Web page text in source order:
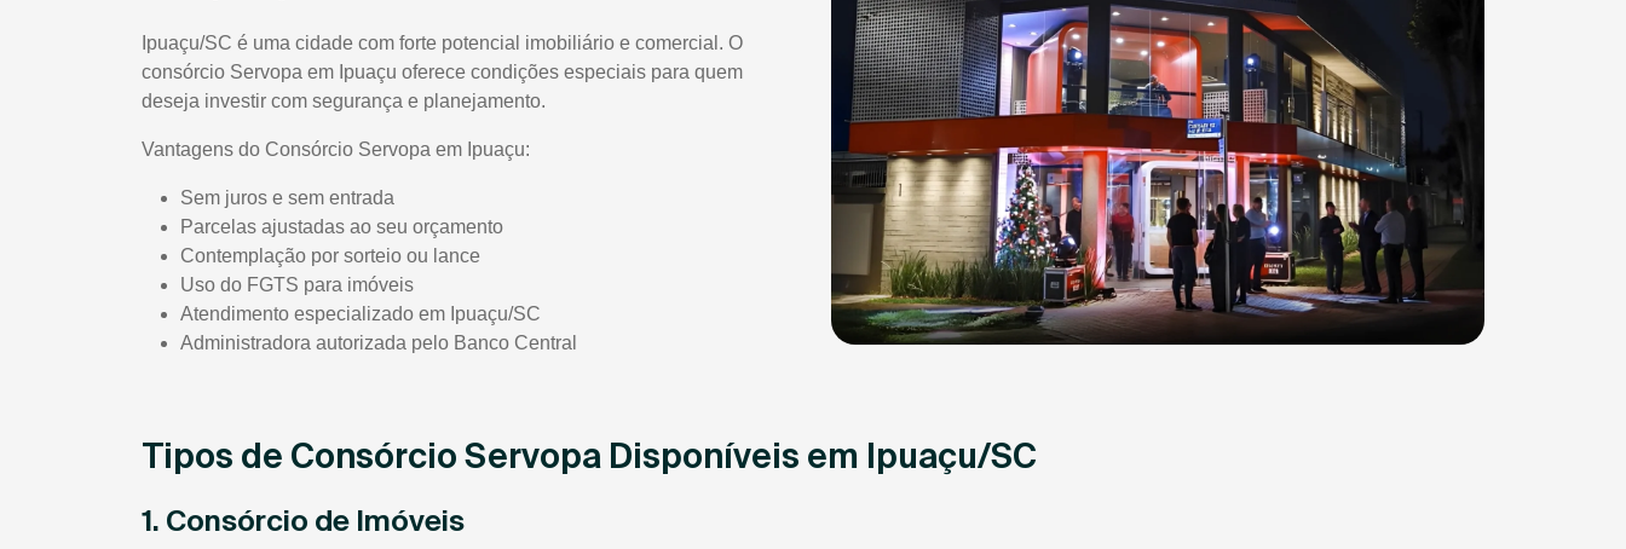
Ipuaçu/SC é uma cidade com forte potencial imobiliário e comercial. O
consórcio Servopa em Ipuaçu oferece condições especiais para quem
deseja investir com segurança e planejamento.
Vantagens do Consórcio Servopa em Ipuaçu:
Sem juros e sem entrada
Parcelas ajustadas ao seu orçamento
Contemplação por sorteio ou lance
Uso do FGTS para imóveis
Atendimento especializado em Ipuaçu/SC
Administradora autorizada pelo Banco Central
Tipos de Consórcio Servopa Disponíveis em Ipuaçu/SC
1. Consórcio de Imóveis